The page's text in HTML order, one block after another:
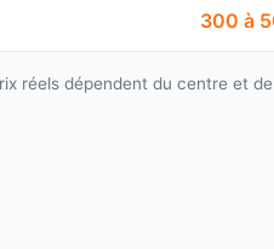
300 à
réels dépendent du centre et